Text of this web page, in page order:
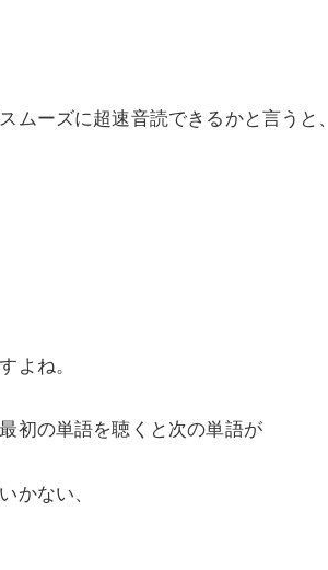
ムーズに超速音読できるかと言うと、
よね。
初の単語を聴くと次の単語が
かない、